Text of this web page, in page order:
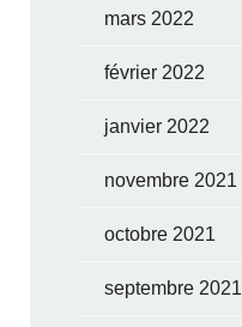
mars 2022
février 2022
janvier 2022
novembre 2021
octobre 2021
septembre 2021